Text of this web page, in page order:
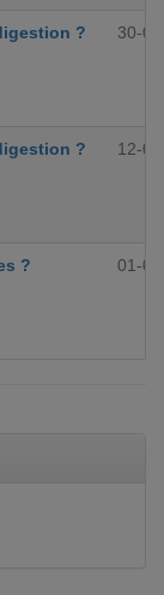
? 30-
? 12-
? 01-